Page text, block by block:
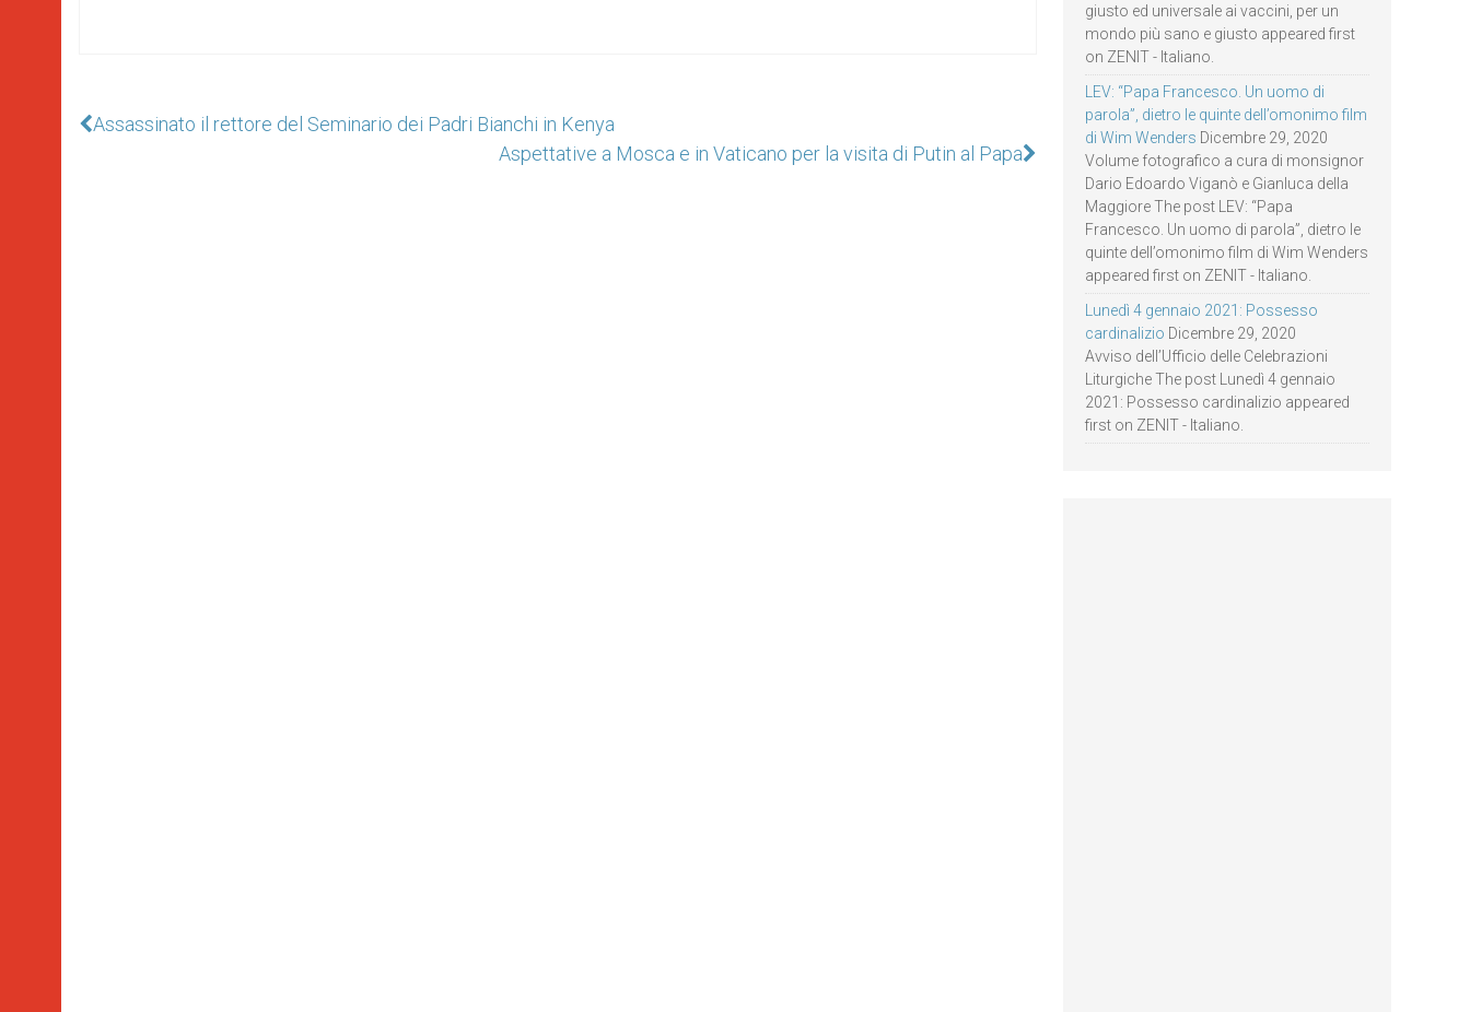
Assassinato il rettore del Seminario dei Padri Bianchi in Kenya
Aspettative a Mosca e in Vaticano per la visita di Putin al Papa
giusto ed universale ai vaccini, per un
mondo più sano e giusto appeared first
on ZENIT - Italiano.
LEV: “Papa Francesco. Un uomo di
parola”, dietro le quinte dell’omonimo film
di Wim Wenders Dicembre 29, 2020
Volume fotografico a cura di monsignor
Dario Edoardo Viganò e Gianluca della
Maggiore The post LEV: “Papa
Francesco. Un uomo di parola”, dietro le
quinte dell’omonimo film di Wim Wenders
appeared first on ZENIT - Italiano.
Lunedì 4 gennaio 2021: Possesso
cardinalizio Dicembre 29, 2020
Avviso dell’Ufficio delle Celebrazioni
Liturgiche The post Lunedì 4 gennaio
2021: Possesso cardinalizio appeared
first on ZENIT - Italiano.